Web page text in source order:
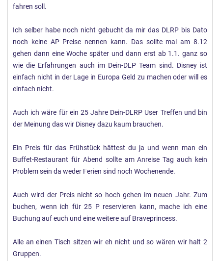
fahren soll.
Ich selber habe noch nicht gebucht da mir das DLRP bis Dato
noch keine AP Preise nennen kann. Das sollte mal am 8.12
gehen dann eine Woche später und dann erst ab 1.1. ganz so
wie die Erfahrungen auch im Dein-DLP Team sind. Disney ist
einfach nicht in der Lage in Europa Geld zu machen oder will es
einfach nicht.
Auch ich wäre für ein 25 Jahre Dein-DLRP User Treffen und bin
der Meinung das wir Disney dazu kaum brauchen.
Ein Preis für das Frühstück hättest du ja und wenn man ein
Buffet-Restaurant für Abend sollte am Anreise Tag auch kein
Problem sein da weder Ferien sind noch Wochenende.
Auch wird der Preis nicht so hoch gehen im neuen Jahr. Zum
buchen, wenn ich für 25 P reservieren kann, mache ich eine
Buchung auf euch und eine weitere auf Braveprincess.
Alle an einen Tisch sitzen wir eh nicht und so wären wir halt 2
Gruppen.